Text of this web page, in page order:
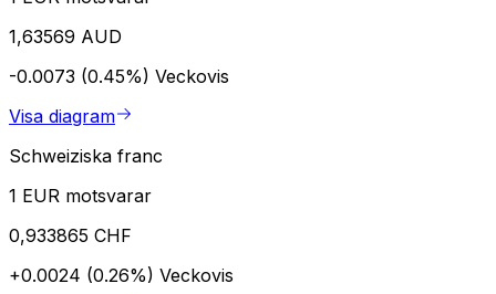
1,63569 AUD
-0.0073 (0.45%) Veckovis
Visa diagram
Schweiziska franc
1 EUR motsvarar
0,933865 CHF
+0.0024 (0.26%) Veckovis